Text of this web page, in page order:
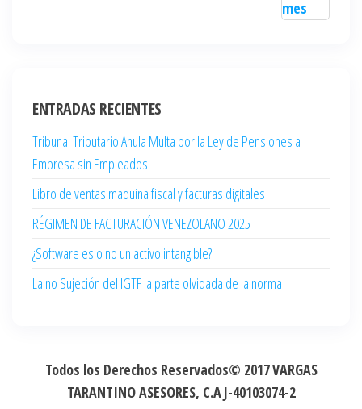
ENTRADAS RECIENTES
Tribunal Tributario Anula Multa por la Ley de Pensiones a
Empresa sin Empleados
Libro de ventas maquina fiscal y facturas digitales
RÉGIMEN DE FACTURACIÓN VENEZOLANO 2025
¿Software es o no un activo intangible?
La no Sujeción del IGTF la parte olvidada de la norma
Todos los Derechos Reservados© 2017VARGAS
TARANTINO ASESORES, C.AJ-40103074-2